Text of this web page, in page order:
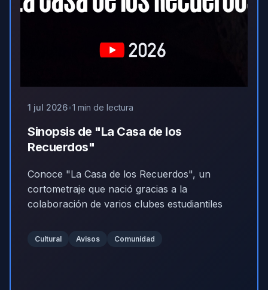
1 jul 2026 1 min de lectura
Sinopsis de "La Casa de los
Recuerdos"
Conoce "La Casa de los Recuerdos", un
cortometraje que nació gracias a la
colaboración de varios clubes estudiantiles
Cultural Avisos Comunidad